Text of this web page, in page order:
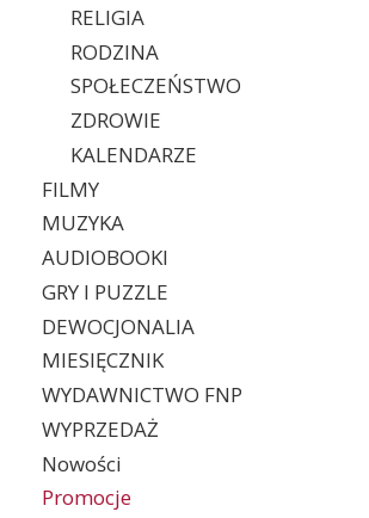
RELIGIA
RODZINA
SPOŁECZEŃSTWO
ZDROWIE
KALENDARZE
FILMY
MUZYKA
AUDIOBOOKI
GRY I PUZZLE
DEWOCJONALIA
MIESIĘCZNIK
WYDAWNICTWO FNP
WYPRZEDAŻ
Nowości
Promocje